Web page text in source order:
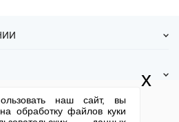
наш сайт, вы
обработку файлов куки
x